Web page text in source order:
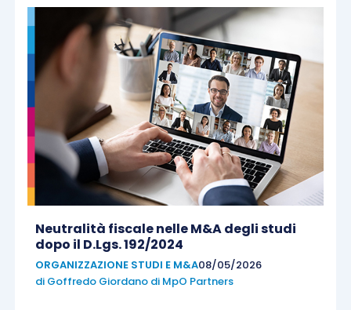
Neutralità fiscale nelle M&A degli studi
dopo il D.Lgs. 192/2024
ORGANIZZAZIONE STUDI E M&A08/05/2026
di Goffredo Giordano di MpO Partners